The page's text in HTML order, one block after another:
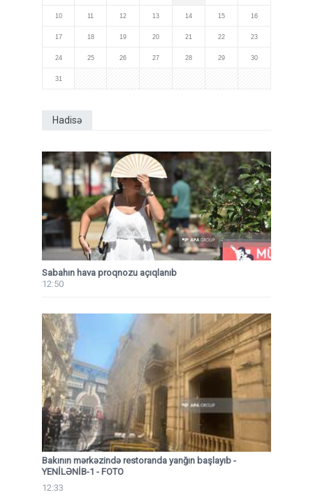
10 11 12 13 14 15 16
17 18 19 20 21 22 23
24 25 26 27 28 29 30
31
Hadisə
Sabahın hava proqnozu açıqlanıb
12:50
Bakının mərkəzində restoranda yanğın başlayıb -
YENİLƏNİB-1 - FOTO
12:33